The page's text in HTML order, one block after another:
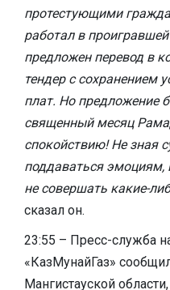
протестующими
работал в
предложен перевод в
тендер с сохранением
плат. Но предложение
священный месяц
спокойствию! Не зная
поддаваться эмоциям,
не совершать какие-
сказал он.
23:55 – Пресс-служба
«КазМунайГаз»
Мангистауской